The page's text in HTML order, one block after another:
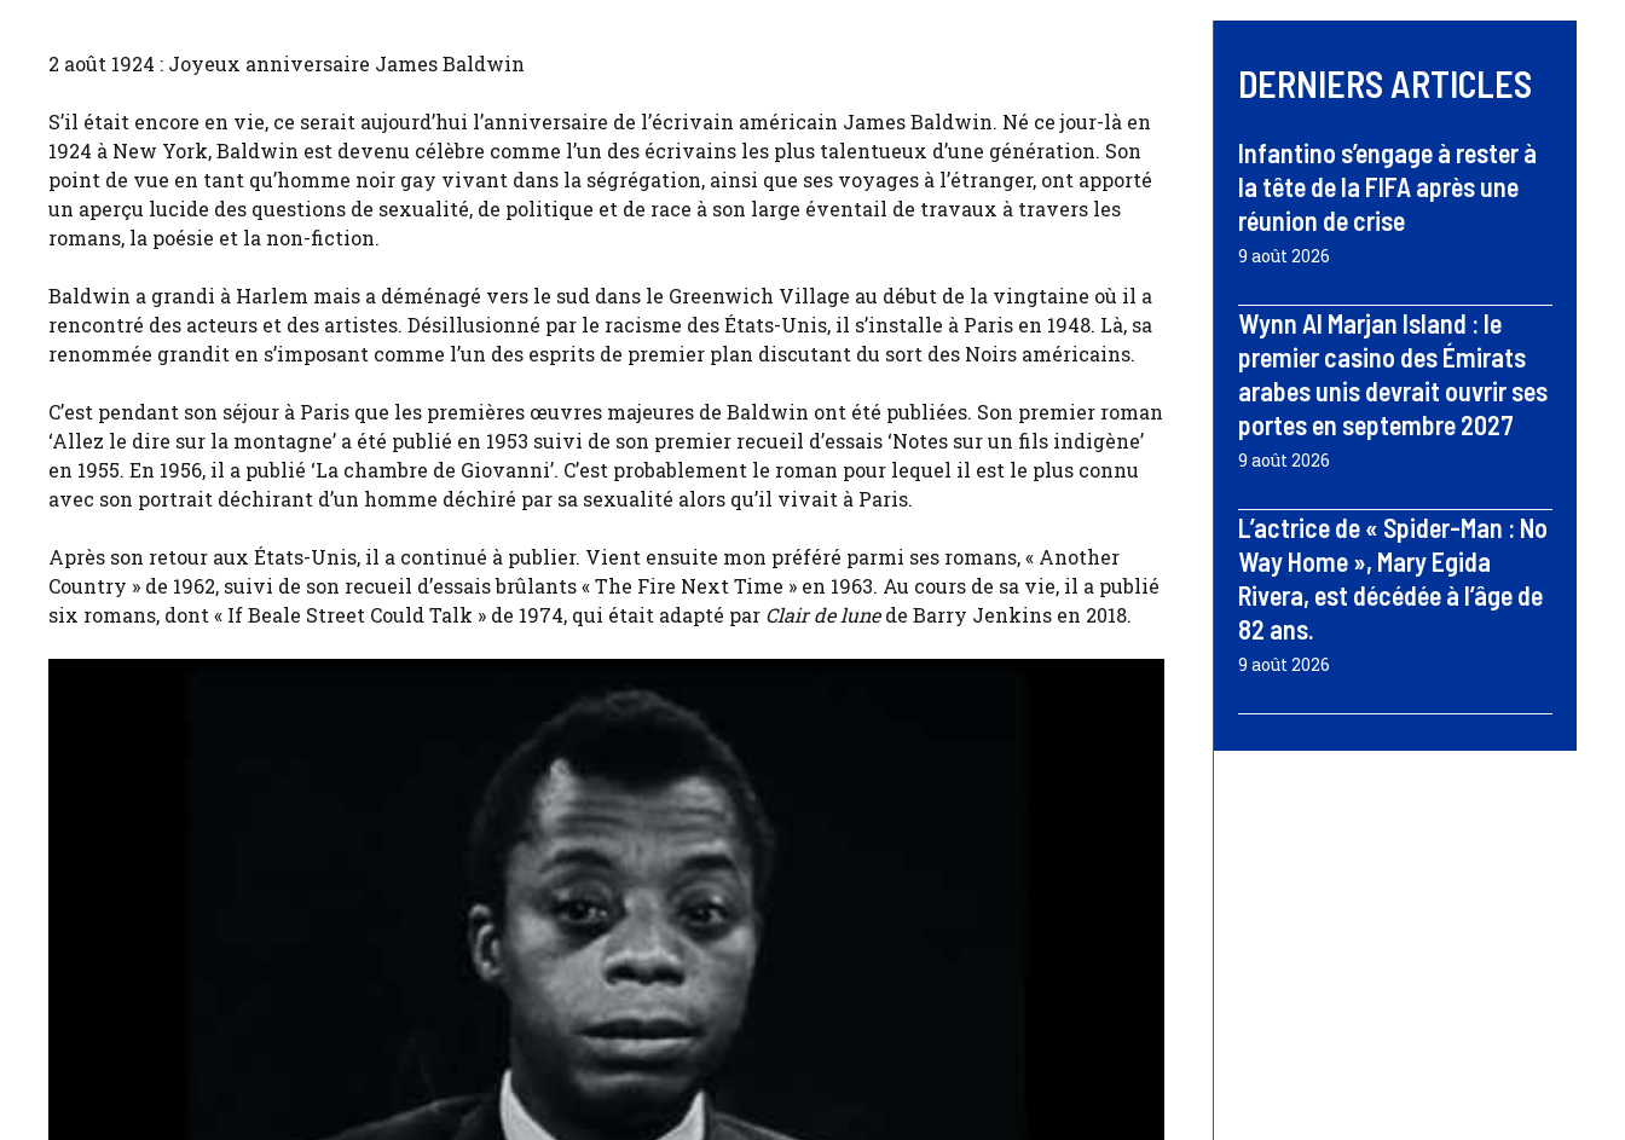
2 août 1924 : Joyeux anniversaire James Baldwin
S’il était encore en vie, ce serait aujourd’hui l’anniversaire de l’écrivain américain James Baldwin. Né ce jour-là en
1924 à New York, Baldwin est devenu célèbre comme l’un des écrivains les plus talentueux d’une génération. Son
point de vue en tant qu’homme noir gay vivant dans la ségrégation, ainsi que ses voyages à l’étranger, ont apporté
un aperçu lucide des questions de sexualité, de politique et de race à son large éventail de travaux à travers les
romans, la poésie et la non-fiction.
Baldwin a grandi à Harlem mais a déménagé vers le sud dans le Greenwich Village au début de la vingtaine où il a
rencontré des acteurs et des artistes. Désillusionné par le racisme des États-Unis, il s’installe à Paris en 1948. Là, sa
renommée grandit en s’imposant comme l’un des esprits de premier plan discutant du sort des Noirs américains.
C’est pendant son séjour à Paris que les premières œuvres majeures de Baldwin ont été publiées. Son premier roman
‘Allez le dire sur la montagne’ a été publié en 1953 suivi de son premier recueil d’essais ‘Notes sur un fils indigène’
en 1955. En 1956, il a publié ‘La chambre de Giovanni’. C’est probablement le roman pour lequel il est le plus connu
avec son portrait déchirant d’un homme déchiré par sa sexualité alors qu’il vivait à Paris.
Après son retour aux États-Unis, il a continué à publier. Vient ensuite mon préféré parmi ses romans, « Another
Country » de 1962, suivi de son recueil d’essais brûlants « The Fire Next Time » en 1963. Au cours de sa vie, il a publié
six romans, dont « If Beale Street Could Talk » de 1974, qui était adapté par Clair de lunede Barry Jenkins en 2018.
DERNIERS ARTICLES
Infantino s’engage à rester à
la tête de la FIFA après une
réunion de crise
9 août 2026
Wynn Al Marjan Island : le
premier casino des Émirats
arabes unis devrait ouvrir ses
portes en septembre 2027
9 août 2026
L’actrice de « Spider-Man : No
Way Home », Mary Egida
Rivera, est décédée à l’âge de
82 ans.
9 août 2026